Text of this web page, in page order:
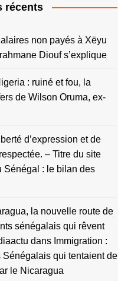
récents
non payés à Xëyu
Diouf s’explique
: ruiné et fou, la
de Wilson Oruma, ex-
d’expression et de
– Titre du site
Sénégal : le bilan des
la nouvelle route de
sénégalais qui rêvent
dans Immigration :
Sénégalais qui tentaient de
le Nicaragua